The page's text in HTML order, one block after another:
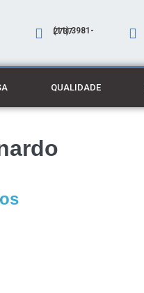
(11) 3981-2737
QUALIDADE